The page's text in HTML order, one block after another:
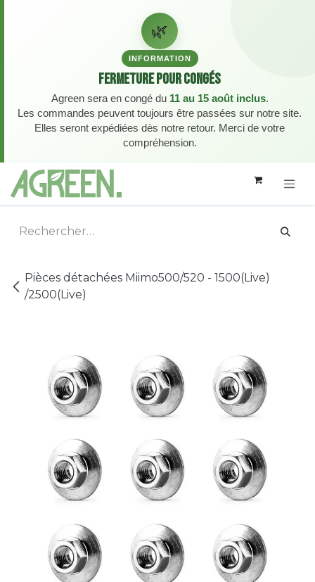
🌿
INFORMATION
Fermeture pour congés
Agreen sera en congé du 11 au 15 août inclus.
Les commandes peuvent toujours être passées sur notre site.
Elles seront expédiées dès notre retour. Merci de votre
compréhension.
Se rendre au contenu
Pièces détachées Miimo500/520 - 1500(Live)
/2500(Live)